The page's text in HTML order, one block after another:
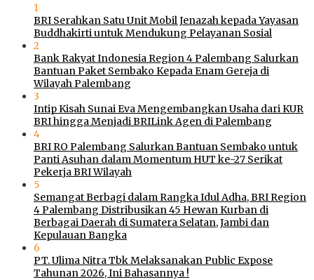
1
BRI Serahkan Satu Unit Mobil Jenazah kepada Yayasan
Buddhakirti untuk Mendukung Pelayanan Sosial
2
Bank Rakyat Indonesia Region 4 Palembang Salurkan
Bantuan Paket Sembako Kepada Enam Gereja di
Wilayah Palembang
3
Intip Kisah Sunai Eva Mengembangkan Usaha dari KUR
BRI hingga Menjadi BRILink Agen di Palembang
4
BRI RO Palembang Salurkan Bantuan Sembako untuk
Panti Asuhan dalam Momentum HUT ke-27 Serikat
Pekerja BRI Wilayah
5
Semangat Berbagi dalam Rangka Idul Adha, BRI Region
4 Palembang Distribusikan 45 Hewan Kurban di
Berbagai Daerah di Sumatera Selatan, Jambi dan
Kepulauan Bangka
6
PT. Ulima Nitra Tbk Melaksanakan Public Expose
Tahunan 2026, Ini Bahasannya !